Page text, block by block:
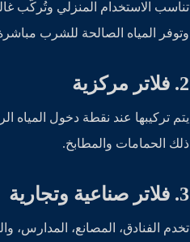
وتوفر المياه الصالحة للشرب
2. فلاتر مركزية
يتم تركيبها عند نقطة دخول المياه
ذلك الحمامات والمطابخ.
3. فلاتر صناعية وتجارية
تخدم الفنادق، المصانع، المدارس،